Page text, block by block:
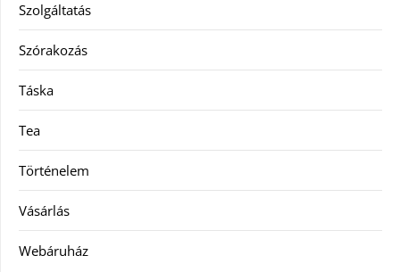
Szolgáltatás
Szórakozás
Táska
Tea
Történelem
Vásárlás
Webáruház